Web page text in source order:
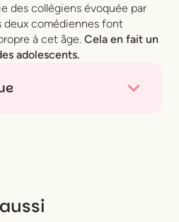
des collégiens évoquée par
deux comédiennes font
à cet âge. Cela en fait un
adolescents.